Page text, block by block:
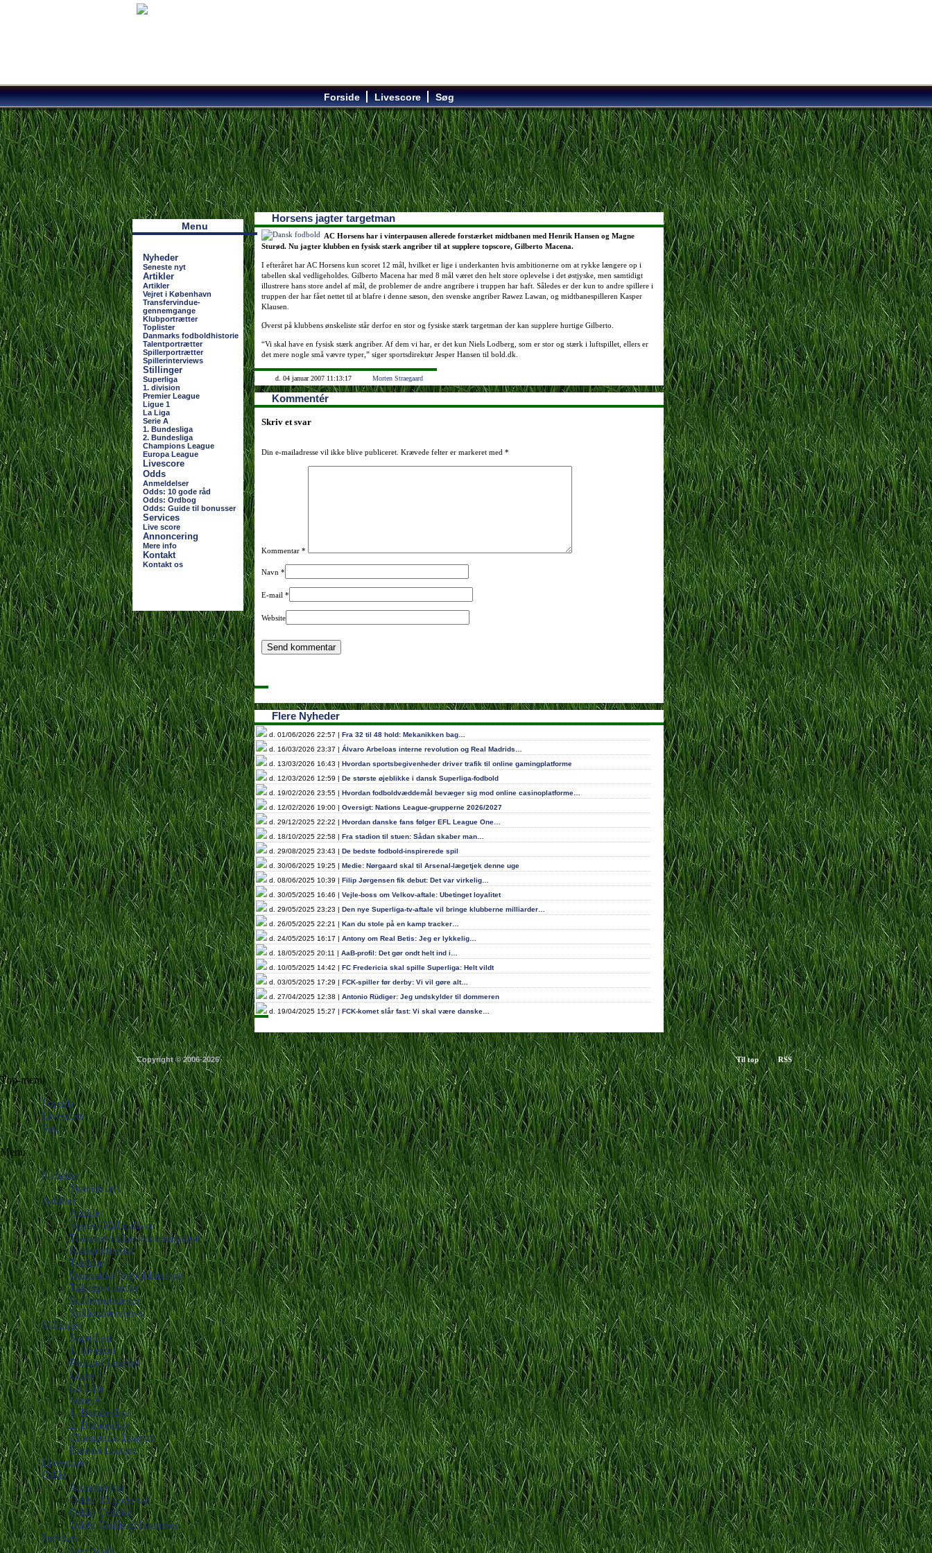
Forside Livescore Søg
Наши партнеры
лучшие займы
Menu
Nyheder
Seneste nyt
Artikler
Artikler
Vejret i København
Transfervindue-
gennemgange
Klubportrætter
Toplister
Danmarks fodboldhistorie
Talentportrætter
Spillerportrætter
Spillerinterviews
Stillinger
Superliga
1. division
Premier League
Ligue 1
La Liga
Serie A
1. Bundesliga
2. Bundesliga
Champions League
Europa League
Livescore
Odds
Anmeldelser
Odds: 10 gode råd
Odds: Ordbog
Odds: Guide til bonusser
Services
Live score
Annoncering
Mere info
Kontakt
Kontakt os
Horsens jagter targetman
AC Horsens har i vinterpausen allerede forstærket midtbanen med Henrik Hansen og Magne
Sturød. Nu jagter klubben en fysisk stærk angriber til at supplere topscore, Gilberto Macena.
I efteråret har AC Horsens kun scoret 12 mål, hvilket er lige i underkanten hvis ambitionerne om at rykke længere op i
tabellen skal vedligeholdes. Gilberto Macena har med 8 mål været den helt store oplevelse i det østjyske, men samtidigt
illustrere hans store andel af mål, de problemer de andre angribere i truppen har haft. Således er der kun to andre spillere i
truppen der har fået nettet til at blafre i denne sæson, den svenske angriber Rawez Lawan, og midtbanespilleren Kasper
Klausen.
Øverst på klubbens ønskeliste står derfor en stor og fysiske stærk targetman der kan supplere hurtige Gilberto.
“Vi skal have en fysisk stærk angriber. Af dem vi har, er det kun Niels Lodberg, som er stor og stærk i luftspillet, ellers er
det mere nogle små vævre typer,” siger sportsdirektør Jesper Hansen til bold.dk.
d. 04 januar 2007 11:13:17 Morten Straegaard
Kommentér
Skriv et svar
Din e-mailadresse vil ikke blive publiceret. Krævede felter er markeret med *
Kommentar *
Navn *
E-mail *
Website
Flere Nyheder
d. 01/06/2026 22:57 | Fra 32 til 48 hold: Mekanikken bag…
d. 16/03/2026 23:37 | Álvaro Arbeloas interne revolution og Real Madrids…
d. 13/03/2026 16:43 | Hvordan sportsbegivenheder driver trafik til online gamingplatforme
d. 12/03/2026 12:59 | De største øjeblikke i dansk Superliga-fodbold
d. 19/02/2026 23:55 | Hvordan fodboldvæddemål bevæger sig mod online casinoplatforme…
d. 12/02/2026 19:00 | Oversigt: Nations League-grupperne 2026/2027
d. 29/12/2025 22:22 | Hvordan danske fans følger EFL League One…
d. 18/10/2025 22:58 | Fra stadion til stuen: Sådan skaber man…
d. 29/08/2025 23:43 | De bedste fodbold-inspirerede spil
d. 30/06/2025 19:25 | Medie: Nørgaard skal til Arsenal-lægetjek denne uge
d. 08/06/2025 10:39 | Filip Jørgensen fik debut: Det var virkelig…
d. 30/05/2025 16:46 | Vejle-boss om Velkov-aftale: Ubetinget loyalitet
d. 29/05/2025 23:23 | Den nye Superliga-tv-aftale vil bringe klubberne milliarder…
d. 26/05/2025 22:21 | Kan du stole på en kamp tracker…
d. 24/05/2025 16:17 | Antony om Real Betis: Jeg er lykkelig…
d. 18/05/2025 20:11 | AaB-profil: Det gør ondt helt ind i…
d. 10/05/2025 14:42 | FC Fredericia skal spille Superliga: Helt vildt
d. 03/05/2025 17:29 | FCK-spiller før derby: Vi vil gøre alt…
d. 27/04/2025 12:38 | Antonio Rüdiger: Jeg undskylder til dommeren
d. 19/04/2025 15:27 | FCK-komet slår fast: Vi skal være danske…
Copyright © 2006-2026 Til top RSS
Top-menu
Forside
Livescore
Søg
Menu
Nyheder
Seneste nyt
Artikler
Artikler
Vejret i København
Transfervindue-gennemgange
Klubportrætter
Toplister
Danmarks fodboldhistorie
Talentportrætter
Spillerportrætter
Spillerinterviews
Stillinger
Superliga
1. division
Premier League
Ligue 1
La Liga
Serie A
1. Bundesliga
2. Bundesliga
Champions League
Europa League
Livescore
Odds
Anmeldelser
Odds: 10 gode råd
Odds: Ordbog
Odds: Guide til bonusser
Services
Live score